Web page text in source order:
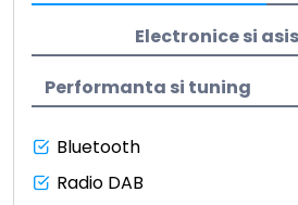
Electronice si
Performanta si tuning
Bluetooth
Radio DAB